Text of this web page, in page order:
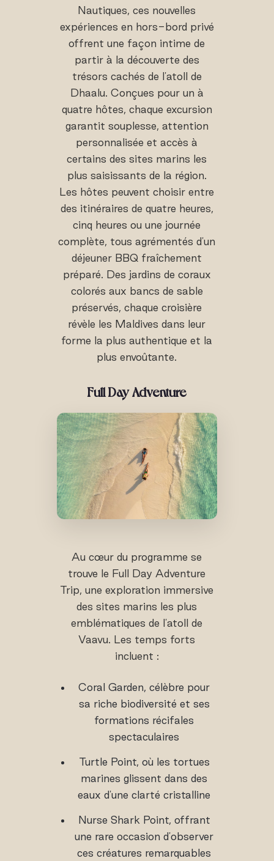
Nautiques, ces nouvelles
expériences en hors-bord privé
offrent une façon intime de
partir à la découverte des
trésors cachés de l'atoll de
Dhaalu. Conçues pour un à
quatre hôtes, chaque excursion
garantit souplesse, attention
personnalisée et accès à
certains des sites marins les
plus saisissants de la région.
Les hôtes peuvent choisir entre
des itinéraires de quatre heures,
cinq heures ou une journée
complète, tous agrémentés d'un
déjeuner BBQ fraîchement
préparé. Des jardins de coraux
colorés aux bancs de sable
préservés, chaque croisière
révèle les Maldives dans leur
forme la plus authentique et la
plus envoûtante.
Full Day Adventure
Au cœur du programme se
trouve le Full Day Adventure
Trip, une exploration immersive
des sites marins les plus
emblématiques de l'atoll de
Vaavu. Les temps forts
incluent :
Coral Garden, célèbre pour
sa riche biodiversité et ses
formations récifales
spectaculaires
Turtle Point, où les tortues
marines glissent dans des
eaux d'une clarté cristalline
Nurse Shark Point, offrant
une rare occasion d'observer
ces créatures remarquables